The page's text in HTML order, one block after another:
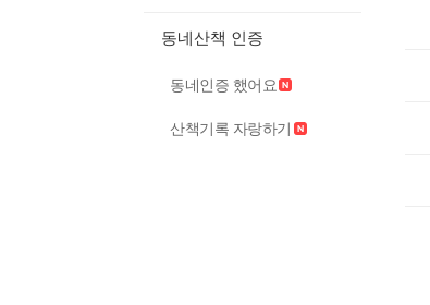
동네산책 인증
동네인증 했어요
산책기록 자랑하기